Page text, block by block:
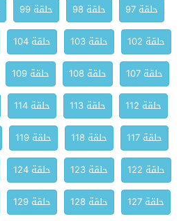
حلقة 97
حلقة 98 حلقة 99
حلقة 102
حلقة 103 حلقة 104
حلقة 107
حلقة 108 حلقة 109
حلقة 112
حلقة 113 حلقة 114
حلقة 117
حلقة 118 حلقة 119
حلقة 122
حلقة 123 حلقة 124
حلقة 127
حلقة 128 حلقة 129